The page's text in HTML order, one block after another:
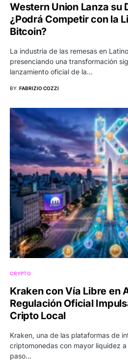
Western Union Lanza su
¿Podrá Competir con la
Bitcoin?
La industria de las remesas en
presenciando una transformación
lanzamiento oficial de la…
BY FABRIZIO COZZI
CRYPTO
Kraken con Vía Libre en
Regulación Oficial
Cripto Local
Kraken, una de las plataformas de
criptomonedas con mayor liquidez
paso…